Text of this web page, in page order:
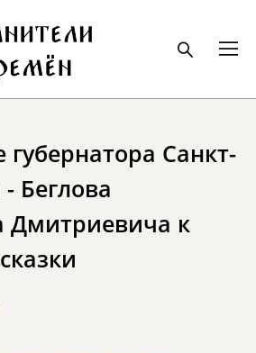
Санкт-
Беглова
Дмитриевича к